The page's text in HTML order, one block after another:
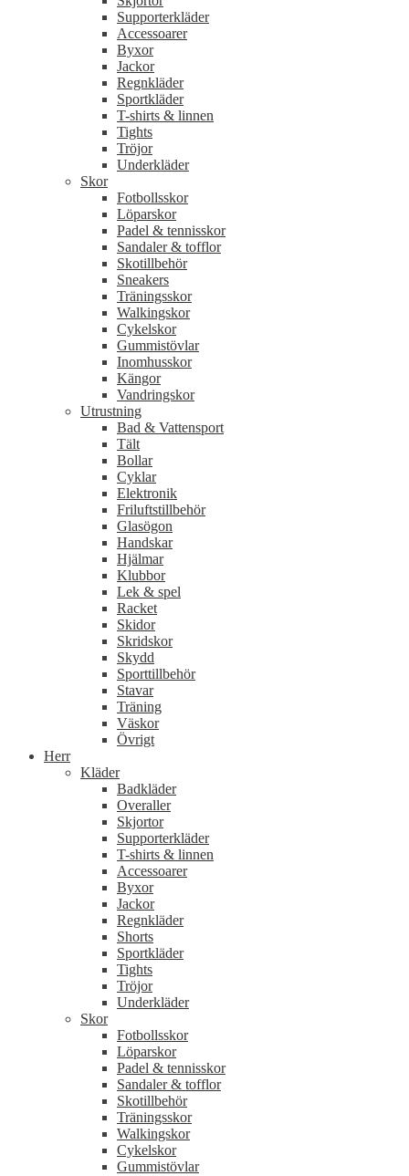
Supporterkläder
Accessoarer
Byxor
Jackor
Regnkläder
Sportkläder
T-shirts & linnen
Tights
Tröjor
Underkläder
Skor
Fotbollsskor
Löparskor
Padel & tennisskor
Sandaler & tofflor
Skotillbehör
Sneakers
Träningsskor
Walkingskor
Cykelskor
Gummistövlar
Inomhusskor
Kängor
Vandringskor
Utrustning
Bad & Vattensport
Tält
Bollar
Cyklar
Elektronik
Friluftstillbehör
Glasögon
Handskar
Hjälmar
Klubbor
Lek & spel
Racket
Skidor
Skridskor
Skydd
Sporttillbehör
Stavar
Träning
Väskor
Övrigt
Herr
Kläder
Badkläder
Overaller
Skjortor
Supporterkläder
T-shirts & linnen
Accessoarer
Byxor
Jackor
Regnkläder
Shorts
Sportkläder
Tights
Tröjor
Underkläder
Skor
Fotbollsskor
Löparskor
Padel & tennisskor
Sandaler & tofflor
Skotillbehör
Träningsskor
Walkingskor
Cykelskor
Gummistövlar